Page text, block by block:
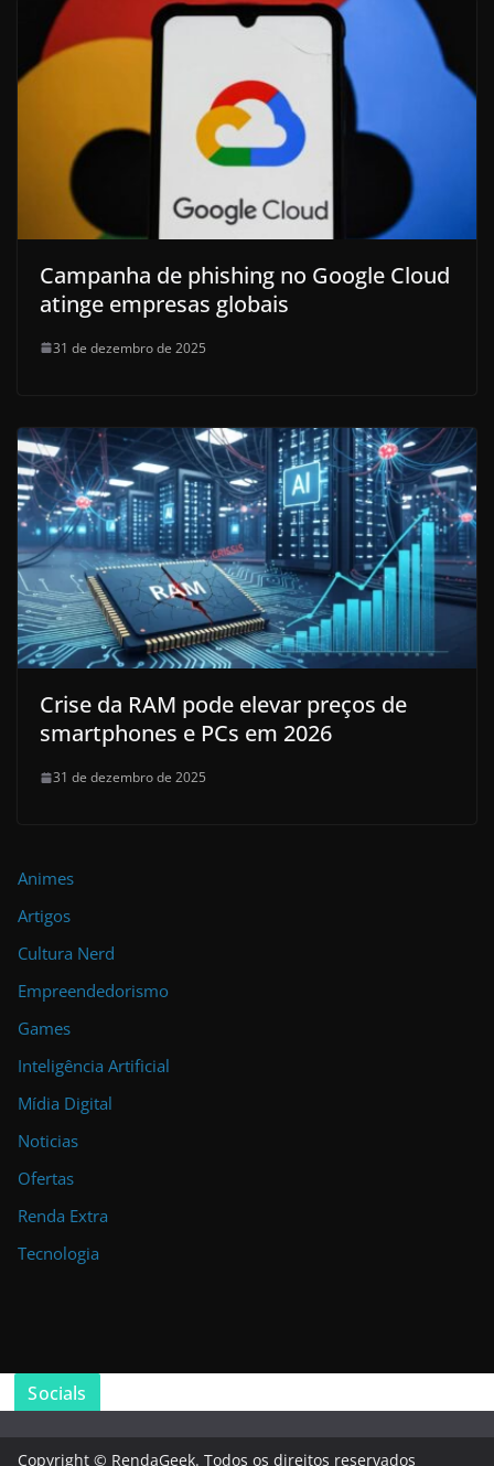
Campanha de phishing no Google Cloud
atinge empresas globais
31 de dezembro de 2025
Crise da RAM pode elevar preços de
smartphones e PCs em 2026
31 de dezembro de 2025
Animes
Artigos
Cultura Nerd
Empreendedorismo
Games
Inteligência Artificial
Mídia Digital
Noticias
Ofertas
Renda Extra
Tecnologia
Socials
Copyright © RendaGeek. Todos os direitos reservados